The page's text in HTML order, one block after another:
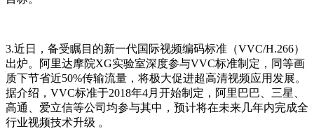
3.近日，备受瞩目的新一代国际视频编码标准（VVC/H.266）
出炉。阿里达摩院XG实验室深度参与VVC标准制定，同等画
质下节省近50%传输流量，将极大促进超高清视频应用发展。
据介绍，VVC标准于2018年4月开始制定，阿里巴巴、三星、
高通、爱立信等公司均参与其中，预计将在未来几年内完成全
行业视频技术升级 。